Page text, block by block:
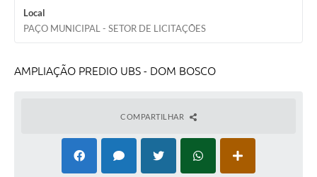
Local
PAÇO MUNICIPAL - SETOR DE LICITAÇÕES
AMPLIAÇÃO PREDIO UBS - DOM BOSCO
COMPARTILHAR